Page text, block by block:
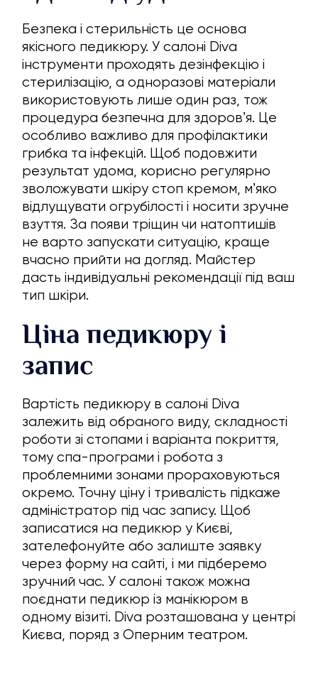
Безпека і стерильність це основа
якісного педикюру. У салоні Diva
інструменти проходять дезінфекцію і
стерилізацію, а одноразові матеріали
використовують лише один раз, тож
процедура безпечна для здоровʼя. Це
особливо важливо для профілактики
грибка та інфекцій. Щоб подовжити
результат удома, корисно регулярно
зволожувати шкіру стоп кремом, мʼяко
відлущувати огрубілості і носити зручне
взуття. За появи тріщин чи натоптишів
не варто запускати ситуацію, краще
вчасно прийти на догляд. Майстер
дасть індивідуальні рекомендації під ваш
тип шкіри.
Ціна педикюру і
запис
Вартість педикюру в салоні Diva
залежить від обраного виду, складності
роботи зі стопами і варіанта покриття,
тому спа-програми і робота з
проблемними зонами прораховуються
окремо. Точну ціну і тривалість підкаже
адміністратор під час запису. Щоб
записатися на педикюр у Києві,
зателефонуйте або залиште заявку
через форму на сайті, і ми підберемо
зручний час. У салоні також можна
поєднати педикюр із манікюром в
одному візиті. Diva розташована у центрі
Києва, поряд з Оперним театром.